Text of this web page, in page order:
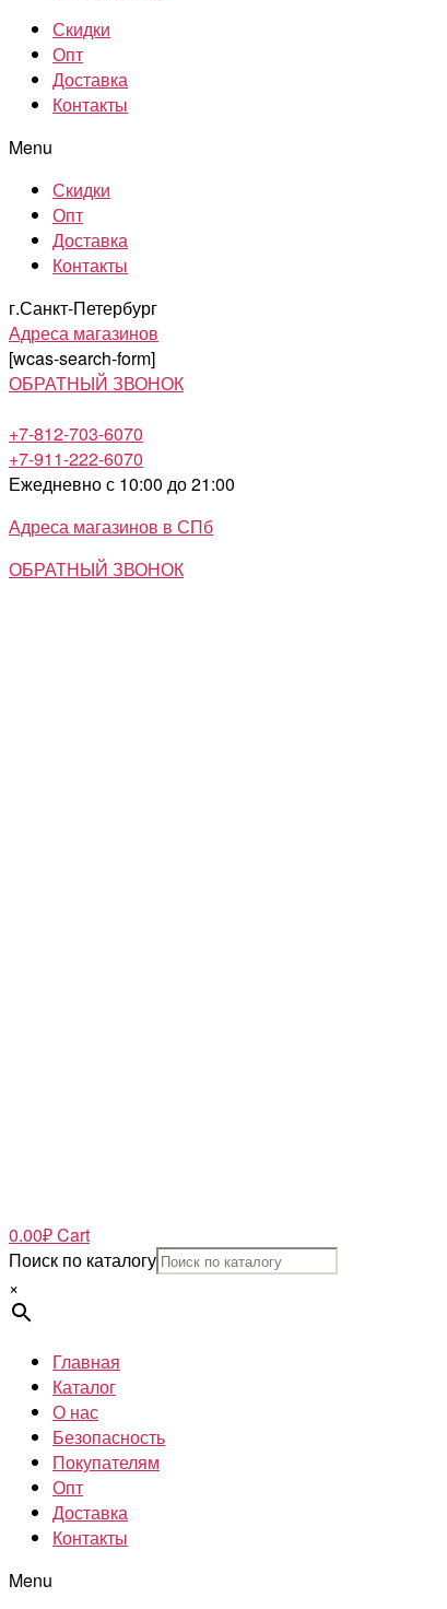
Скидки
Опт
Доставка
Контакты
Menu
Скидки
Опт
Доставка
Контакты
г.Санкт-Петербург
Адреса магазинов
[wcas-search-form]
ОБРАТНЫЙ ЗВОНОК
+7-812-703-6070
+7-911-222-6070
Ежедневно с 10:00 до 21:00
Адреса магазинов в СПб
ОБРАТНЫЙ ЗВОНОК
0.00₽Cart
Поиск по каталогу
×
Главная
Каталог
О нас
Безопасность
Покупателям
Опт
Доставка
Контакты
Menu